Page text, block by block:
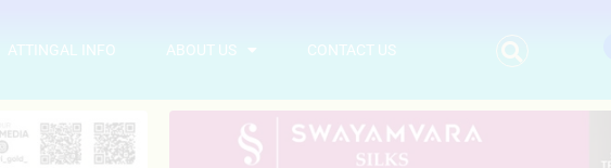
ATTINGAL INFO ABOUT US CONTACT US